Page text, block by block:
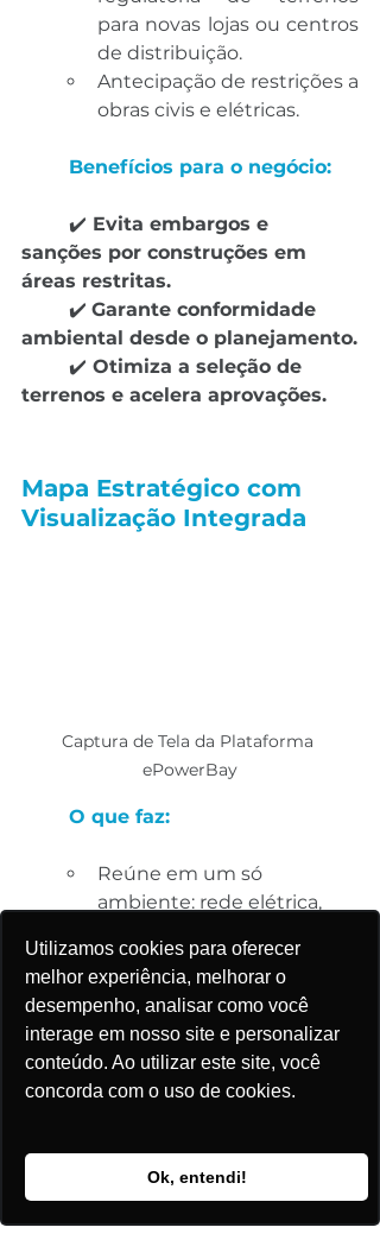
Utilizamos cookies para oferecer
melhor experiência, melhorar o
desempenho, analisar como você
interage em nosso site e personalizar
conteúdo. Ao utilizar este site, você
concorda com o uso de cookies.
Ok, entendi!
para novas lojas ou centros
de distribuição.
Antecipação de restrições a
obras civis e elétricas.
Benefícios para o negócio:
✔️ Evita embargos e
sanções por construções em
áreas restritas.
	✔️
Garante conformidade
ambiental desde o planejamento.
	✔️
Otimiza a seleção de
terrenos e acelera aprovações.
Mapa Estratégico com
Visualização Integrada
Captura de Tela da Plataforma
ePowerBay
O que faz:
Reúne em um só
ambiente: rede elétrica,
DEC/FEC, perfil de
consumo e camadas
fundiárias/ambientais.
Aplicação prática:
expansão com uma visão
completa e técnica da